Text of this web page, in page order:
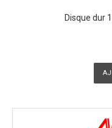
Disque dur